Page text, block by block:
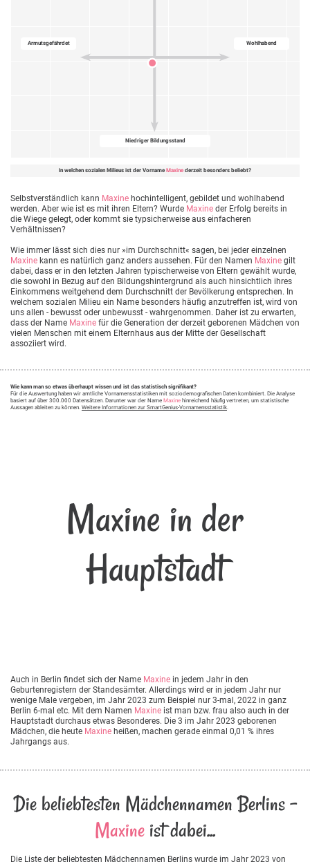
Wohlhabend
Niedriger Bildungsstand
Armutsgefährdet
In welchen sozialen Milieus ist der Vorname Maxine derzeit besonders beliebt?
Selbstverständlich kann Maxine hochintelligent, gebildet und wohlhabend
werden. Aber wie ist es mit ihren Eltern? Wurde Maxine der Erfolg bereits in
die Wiege gelegt, oder kommt sie typsicherweise aus einfacheren
Verhältnissen?
Wie immer lässt sich dies nur »im Durchschnitt« sagen, bei jeder einzelnen
Maxine kann es natürlich ganz anders aussehen. Für den Namen Maxine gilt
dabei, dass er in den letzten Jahren typischerweise von Eltern gewählt wurde,
die sowohl in Bezug auf den Bildungshintergrund als auch hinsichtlich ihres
Einkommens weitgehend dem Durchschnitt der Bevölkerung entsprechen. In
welchem sozialen Milieu ein Name besonders häufig anzutreffen ist, wird von
uns allen - bewusst oder unbewusst - wahrgenommen. Daher ist zu erwarten,
dass der Name Maxine für die Generation der derzeit geborenen Mädchen von
vielen Menschen mit einem Elternhaus aus der Mitte der Gesellschaft
assoziiert wird.
Wie kann man so etwas überhaupt wissen und ist das statistisch signifikant?
Für die Auswertung haben wir amtliche Vornamensstatistiken mit soziodemografischen Daten kombiniert. Die Analyse
basiert auf über 300.000 Datensätzen. Darunter war der Name Maxine hinreichend häufig vertreten, um statistische
Aussagen ableiten zu können. Weitere Informationen zur SmartGenius-Vornamensstatistik.
Maxine in der
Hauptstadt
Auch in Berlin findet sich der Name Maxine in jedem Jahr in den
Geburtenregistern der Standesämter. Allerdings wird er in jedem Jahr nur
wenige Male vergeben, im Jahr 2023 zum Beispiel nur 3-mal, 2022 in ganz
Berlin 6-mal etc. Mit dem Namen Maxine ist man bzw. frau also auch in der
Hauptstadt durchaus etwas Besonderes. Die 3 im Jahr 2023 geborenen
Mädchen, die heute Maxine heißen, machen gerade einmal 0,01 % ihres
Jahrgangs aus.
Die beliebtesten Mädchennamen Berlins -
Maxine ist dabei...
Die Liste der beliebtesten Mädchennamen Berlins wurde im Jahr 2023 von